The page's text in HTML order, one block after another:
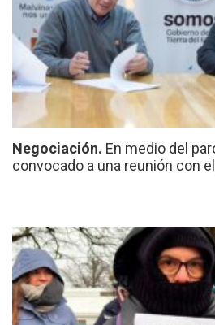
Negociación. En medio del
convocado a una reunión con